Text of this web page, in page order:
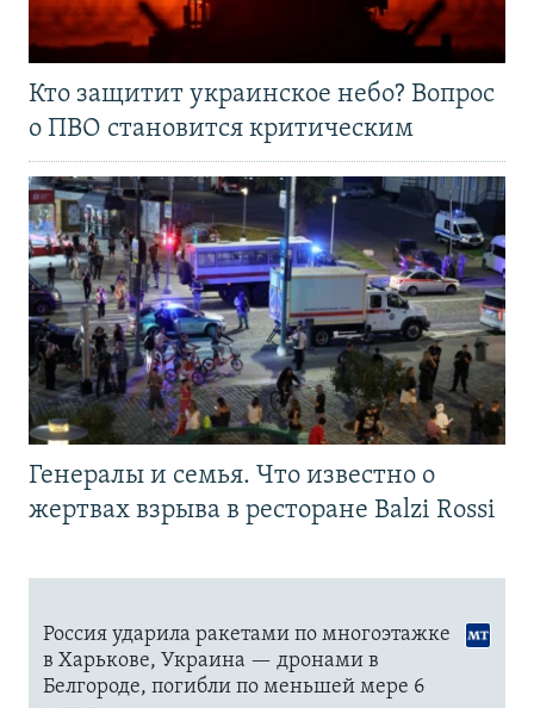
Кто защитит украинское небо? Вопрос
о ПВО становится критическим
Генералы и семья. Что известно о
жертвах взрыва в ресторане Balzi Rossi